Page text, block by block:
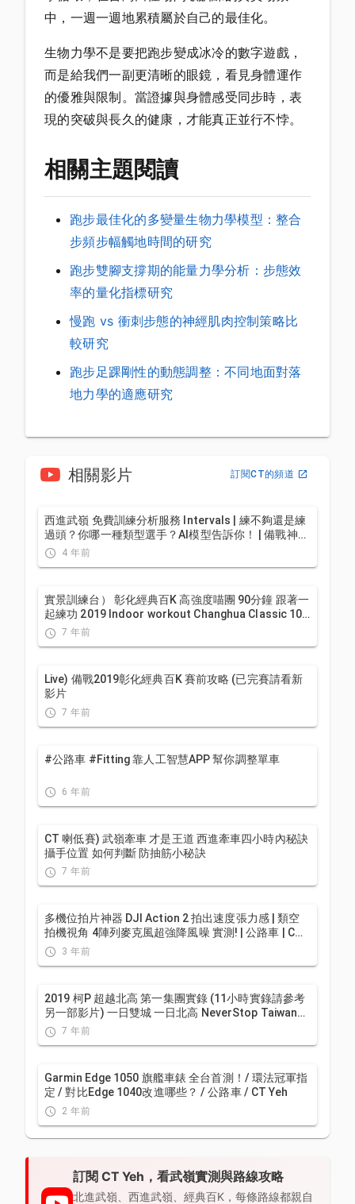
中，一週一週地累積屬於自己的最佳化。
生物力學不是要把跑步變成冰冷的數字遊戲，
而是給我們一副更清晰的眼鏡，看見身體運作
的優雅與限制。當證據與身體感受同步時，表
現的突破與長久的健康，才能真正並行不悖。
相關主題閱讀
跑步最佳化的多變量生物力學模型：整合
步頻步幅觸地時間的研究
跑步雙腳支撐期的能量力學分析：步態效
率的量化指標研究
慢跑 vs 衝刺步態的神經肌肉控制策略比
較研究
跑步足踝剛性的動態調整：不同地面對落
地力學的適應研究
相關影片 訂閱CT的頻道
西進武嶺 免費訓練分析服務 Intervals | 練不夠還是練
過頭？你哪一種類型選手？AI模型告訴你！ | 備戰神器
4 年前
實景訓練台） 彰化經典百K 高強度喵團 90分鐘 跟著一
起練功 2019 Indoor workout Changhua Classic 100
Taiwan
7 年前
Live) 備戰2019彰化經典百K 賽前攻略 (已完賽請看新
影片
7 年前
#公路車 #Fitting 靠人工智慧APP 幫你調整單車
6 年前
CT 喇低賽) 武嶺牽車 才是王道 西進牽車四小時內秘訣
攝手位置 如何判斷 防抽筋小秘訣
7 年前
多機位拍片神器 DJI Action 2 拍出速度張力感 | 類空
拍機視角 4陣列麥克風超強降風噪 實測! | 公路車 | CT
Yeh3 年前
2019 柯P 超越北高 第一集團實錄 (11小時實錄請參考
另一部影片) 一日雙城 一日北高 NeverStop Taiwan
Long Distance Cycling Challenge
7 年前
Garmin Edge 1050 旗艦車錶 全台首測！/ 環法冠軍指
定 / 對比Edge 1040改進哪些？ / 公路車 / CT Yeh
2 年前
訂閱 CT Yeh，看武嶺實測與路線攻略
北進武嶺、西進武嶺、經典百K，每條路線都親自